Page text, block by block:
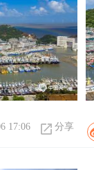
17:06 分享